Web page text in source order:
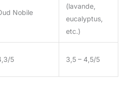
Nobile
(lavande,
eucalyptus,
etc.)
5 3,5 – 4,5/5